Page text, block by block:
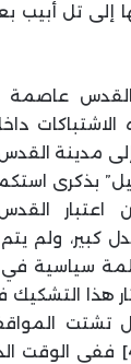
إلى تل
عاصمة
الاشتباكات
مدينة
بذكرى
من اعتبار
جدل كبير، ولم
سياسية في
هذا
تشتت
حول موضوع القدس.[4]